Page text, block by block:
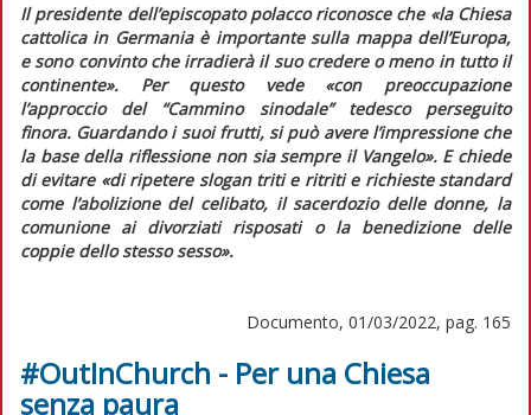
Il presidente dell’episcopato polacco riconosce che «la Chiesa
cattolica in Germania è importante sulla mappa dell’Europa,
e sono convinto che irradierà il suo credere o meno in tutto il
continente». Per questo vede «con preoccupazione
l’approccio del “Cammino sinodale” tedesco perseguito
finora. Guardando i suoi frutti, si può avere l’impressione che
la base della riflessione non sia sempre il Vangelo». E chiede
di evitare «di ripetere slogan triti e ritriti e richieste standard
come l’abolizione del celibato, il sacerdozio delle donne, la
comunione ai divorziati risposati o la benedizione delle
coppie dello stesso sesso».
Documento, 01/03/2022, pag. 165
#OutInChurch - Per una Chiesa
senza paura